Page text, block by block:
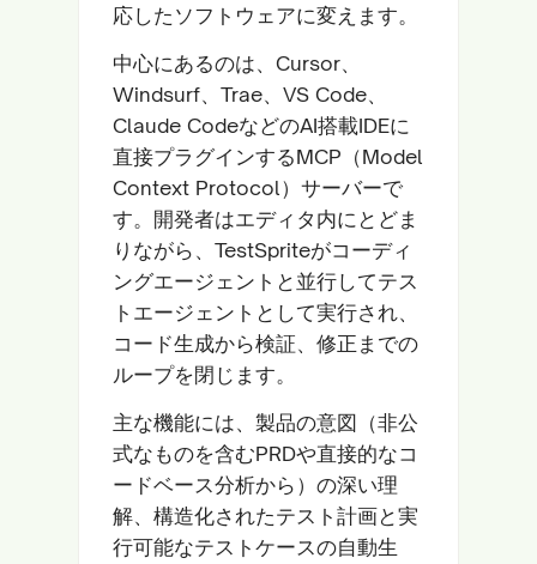
応したソフトウェアに変えます。
中心にあるのは、Cursor、
Windsurf、Trae、VS Code、
Claude CodeなどのAI搭載IDEに
直接プラグインするMCP（Model
Context Protocol）サーバーで
す。開発者はエディタ内にとどま
りながら、TestSpriteがコーディ
ングエージェントと並行してテス
トエージェントとして実行され、
コード生成から検証、修正までの
ループを閉じます。
主な機能には、製品の意図（非公
式なものを含むPRDや直接的なコ
ードベース分析から）の深い理
解、構造化されたテスト計画と実
行可能なテストケースの自動生